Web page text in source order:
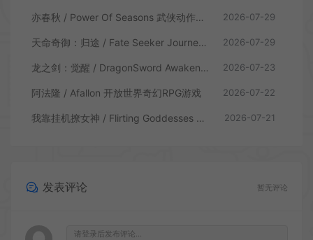
亦春秋 / Power Of Seasons 武侠动作ARPG游戏 2026-07-29
天命奇御：归途 / Fate Seeker Journey 肉鸽动作RPG游戏 2026-07-29
龙之剑：觉醒 / DragonSword Awakening 开放世界动作RPG游戏 2026-07-23
阿法隆 / Afallon 开放世界奇幻RPG游戏 2026-07-22
我靠挂机撩女神 / Flirting Goddesses by AFK 休闲放置RPG游戏 2026-07-21
发表评论 暂无评论